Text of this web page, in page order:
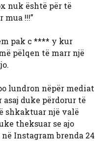
nuk është për të
mua !!!”
pak c **** y kur
pëlqen të marr një
lundron nëpër mediat
asaj duke përdorur të
shkaktuar një valë
theksuar se ajo
Instagram brenda 24